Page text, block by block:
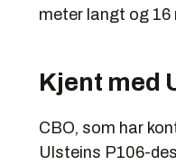
meter langt og 16
Kjent med
CBO, som har
Ulsteins P106-